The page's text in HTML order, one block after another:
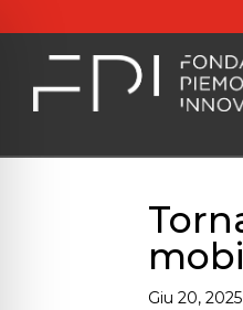
Giu 20, 2025